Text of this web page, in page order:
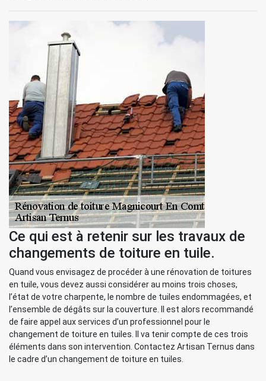
Ce qui est à retenir sur les travaux de
changements de toiture en tuile.
Quand vous envisagez de procéder à une rénovation de toitures
en tuile, vous devez aussi considérer au moins trois choses,
l’état de votre charpente, le nombre de tuiles endommagées, et
l’ensemble de dégâts sur la couverture. Il est alors recommandé
de faire appel aux services d’un professionnel pour le
changement de toiture en tuiles. Il va tenir compte de ces trois
éléments dans son intervention. Contactez Artisan Ternus dans
le cadre d’un changement de toiture en tuiles.